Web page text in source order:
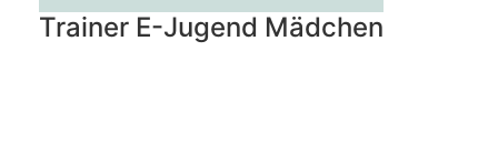
Trainer E-Jugend Mädchen